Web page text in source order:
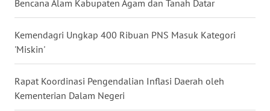
Bencana Alam Kabupaten Agam dan Tanah Datar
Kemendagri Ungkap 400 Ribuan PNS Masuk Kategori
'Miskin'
Rapat Koordinasi Pengendalian Inflasi Daerah oleh
Kementerian Dalam Negeri
KALTENG
KALTARA